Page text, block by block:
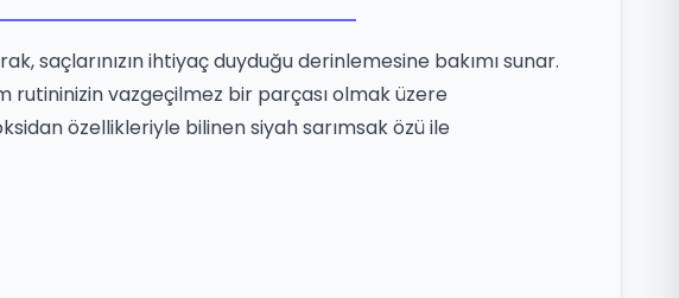
saçlarınızın ihtiyaç duyduğu derinlemesine bakımı sunar.
rutininizin vazgeçilmez bir parçası olmak üzere
özellikleriyle bilinen siyah sarımsak özü ile